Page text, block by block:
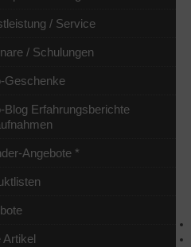
/ Service
/ Schulungen
Geschenke
Blog Erfahrungsberichte
Angebote *
Artikel